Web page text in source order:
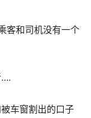
客和司机没有一个
….
车窗割出的口子